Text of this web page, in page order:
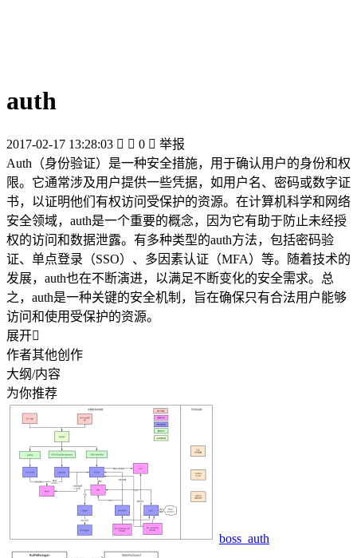
auth
2017-02-17 13:28:03   0  举报
Auth（身份验证）是一种安全措施，用于确认用户的身份和权
限。它通常涉及用户提供一些凭据，如用户名、密码或数字证
书，以证明他们有权访问受保护的资源。在计算机科学和网络
安全领域，auth是一个重要的概念，因为它有助于防止未经授
权的访问和数据泄露。有多种类型的auth方法，包括密码验
证、单点登录（SSO）、多因素认证（MFA）等。随着技术的
发展，auth也在不断演进，以满足不断变化的安全需求。总
之，auth是一种关键的安全机制，旨在确保只有合法用户能够
访问和使用受保护的资源。
展开
作者其他创作
大纲/内容
为你推荐
boss_auth